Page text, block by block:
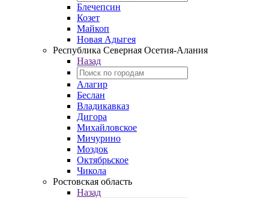
Блечепсин
Козет
Майкоп
Новая Адыгея
Республика Северная Осетия-Алания
Назад
Алагир
Беслан
Владикавказ
Дигора
Михайловское
Мичурино
Моздок
Октябрьское
Чикола
Ростовская область
Назад